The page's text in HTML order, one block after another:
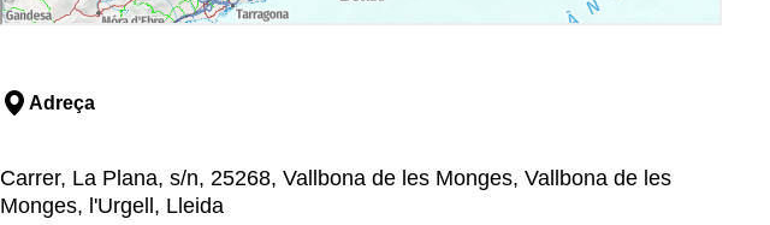
Adreça
Carrer, La Plana, s/n, 25268, Vallbona de les Monges, Vallbona de les
Monges, l'Urgell, Lleida